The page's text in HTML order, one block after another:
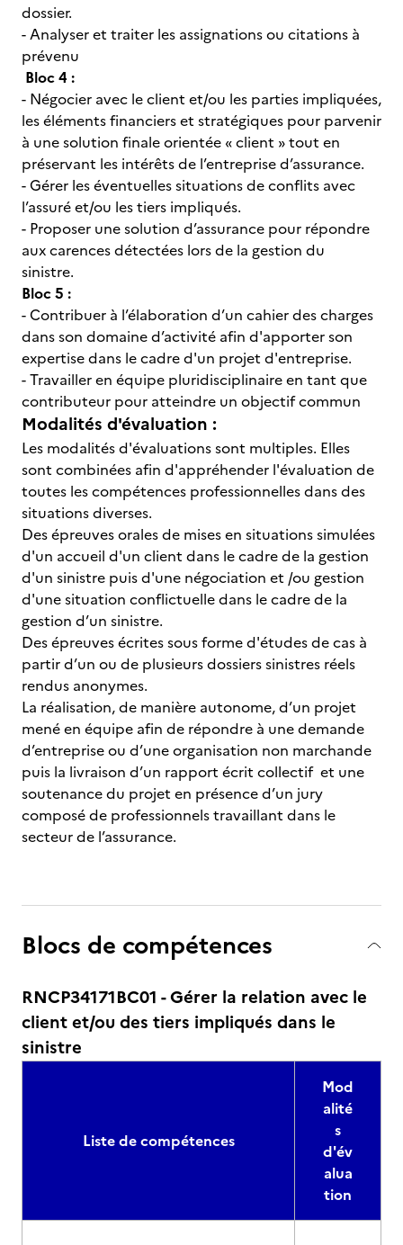
dossier.
- Analyser et traiter les assignations ou citations à
prévenu
Bloc 4 :
- Négocier avec le client et/ou les parties impliquées,
les éléments financiers et stratégiques pour parvenir
à une solution finale orientée « client » tout en
préservant les intérêts de l’entreprise d’assurance.
- Gérer les éventuelles situations de conflits avec
l’assuré et/ou les tiers impliqués.
- Proposer une solution d’assurance pour répondre
aux carences détectées lors de la gestion du
sinistre.
Bloc 5 :
- Contribuer à l’élaboration d’un cahier des charges
dans son domaine d’activité afin d'apporter son
expertise dans le cadre d'un projet d'entreprise.
- Travailler en équipe pluridisciplinaire en tant que
contributeur pour atteindre un objectif commun
Modalités d'évaluation :
Les modalités d'évaluations sont multiples. Elles
sont combinées afin d'appréhender l'évaluation de
toutes les compétences professionnelles dans des
situations diverses.
Des épreuves orales de mises en situations simulées
d'un accueil d'un client dans le cadre de la gestion
d'un sinistre puis d'une négociation et /ou gestion
d'une situation conflictuelle dans le cadre de la
gestion d’un sinistre.
Des épreuves écrites sous forme d'études de cas à
partir d’un ou de plusieurs dossiers sinistres réels
rendus anonymes.
La réalisation, de manière autonome, d’un projet
mené en équipe afin de répondre à une demande
d’entreprise ou d’une organisation non marchande
puis la livraison d’un rapport écrit collectif et une
soutenance du projet en présence d’un jury
composé de professionnels travaillant dans le
secteur de l’assurance.
Blocs de compétences
RNCP34171BC01 - Gérer la relation avec le
client et/ou des tiers impliqués dans le
sinistre
Liste de compétences
Mod
alité
s
d'év
alua
tion